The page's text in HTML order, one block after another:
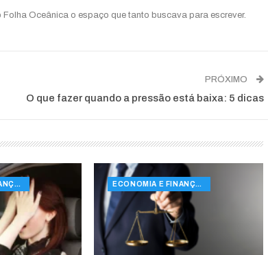
Oceânica o espaço que tanto buscava para escrever.
PRÓXIMO
O que fazer quando a pressão está baixa: 5 dicas
ECONOMIA E FINANÇAS ECONOMIA E FINANÇAS